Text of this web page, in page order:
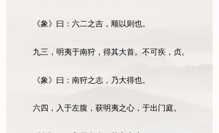
《象》曰：六二之吉，顺以则也。
九三，明夷于南狩，得其大首。不可疾，贞。
《象》曰：南狩之志，乃大得也。
六四，入于左腹，获明夷之心，于出门庭。